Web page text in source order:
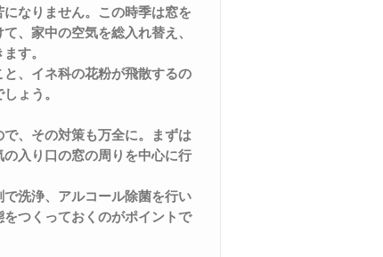
なりません。この時季は窓を
、家中の空気を総入れ替え、
す。
、イネ科の花粉が飛散するの
ょう。
、その対策も万全に。まずは
入り口の窓の周りを中心に行
洗浄、アルコール除菌を行い
つくっておくのがポイントで